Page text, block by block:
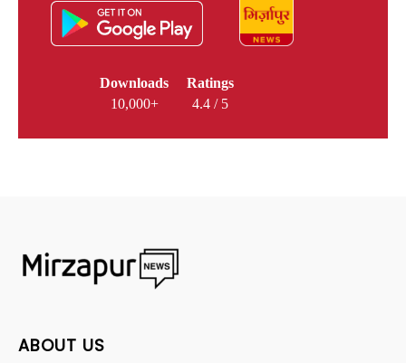
Downloads
10,000+
Ratings
4.4 / 5
ABOUT US